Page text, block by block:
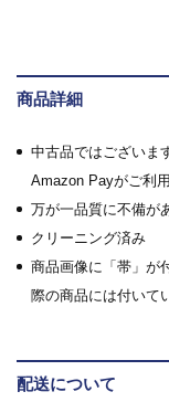
商品詳細
中古品ではございま
Amazon Payがご利
万が一品質に不備が
クリーニング済み
商品画像に「帯」が
際の商品には付いて
配送について